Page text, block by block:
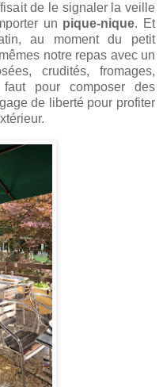
de le signaler la veille
un pique-nique. Et
au moment du petit
notre repas avec un
crudités, fromages,
pour composer des
de liberté pour profiter